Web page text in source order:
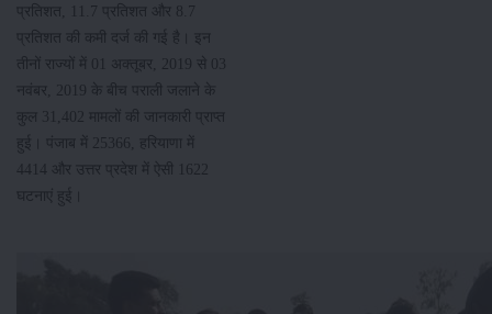
प्रतिशत, 11.7 प्रतिशत और 8.7
प्रतिशत की कमी दर्ज की गई है। इन
तीनों राज्यों में 01 अक्तूबर, 2019 से 03
नवंबर, 2019 के बीच पराली जलाने के
कुल 31,402 मामलों की जानकारी प्राप्त
हुई। पंजाब में 25366, हरियाणा में
4414 और उत्तर प्रदेश में ऐसी 1622
घटनाएं हुई।